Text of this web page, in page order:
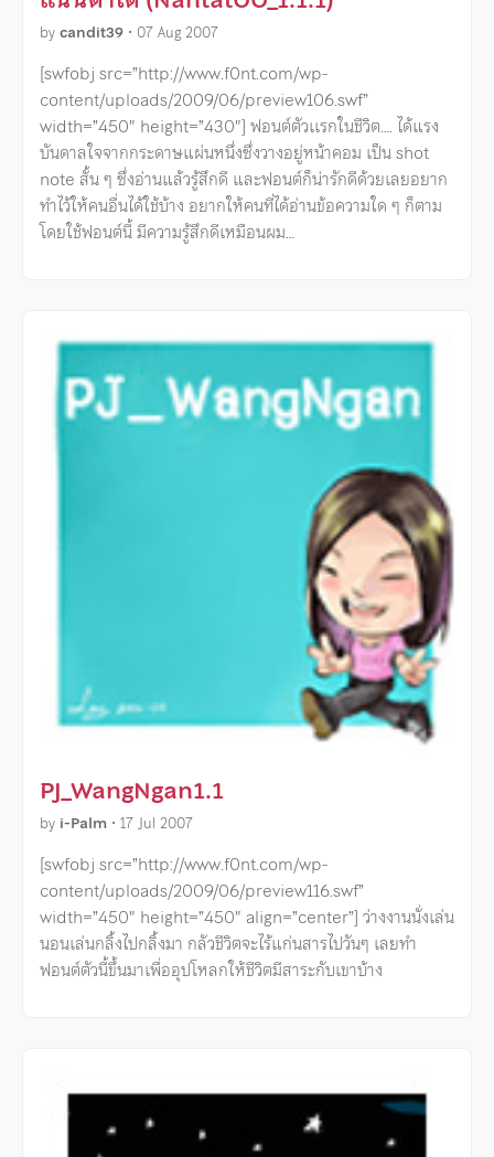
bycandit39 • 07 Aug 2007
[swfobj src=”http://www.f0nt.com/wp-
content/uploads/2009/06/preview106.swf”
width=”450″ height=”430″] ฟอนต์ตัวเเรกในชีวิต…. ได้แรง
บันดาลใจจากกระดาษแผ่นหนึ่งซึ่งวางอยู่หน้าคอม เป็น shot
note สั้น ๆ ซึ่งอ่านแล้วรู้สึกดี และฟอนต์ก็น่ารักดีด้วยเลยอยาก
ทำไว้ให้คนอื่นได้ใช้บ้าง อยากให้คนที่ได้อ่านข้อความใด ๆ ก็ตาม
โดยใช้ฟอนต์นี้ มีความรู้สึกดีเหมือนผม…
PJ_WangNgan1.1
by i-Palm • 17 Jul 2007
[swfobj src=”http://www.f0nt.com/wp-
content/uploads/2009/06/preview116.swf”
width=”450″ height=”450″ align=”center”] ว่างงานนั่งเล่น
นอนเล่นกลิ้งไปกลิ้งมา กลัวชีวิตจะไร้แก่นสารไปวันๆ เลยทำ
ฟอนต์ตัวนี้ขึ้นมาเพื่ออุปโหลกให้ชีวิตมีสาระกับเขาบ้าง